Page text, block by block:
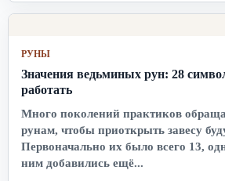
РУНЫ
Значения ведьминых рун: 28
работать
Много поколений практиков
рунам, чтобы приоткрыть завесу
Первоначально их было всего 13,
ним добавились ещё...